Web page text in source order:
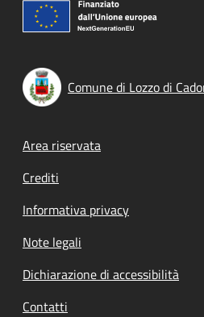
Comune di Lozzo di
Footer menu
Area riservata
Crediti
Informativa privacy
Note legali
Dichiarazione di accessibilità
Contatti